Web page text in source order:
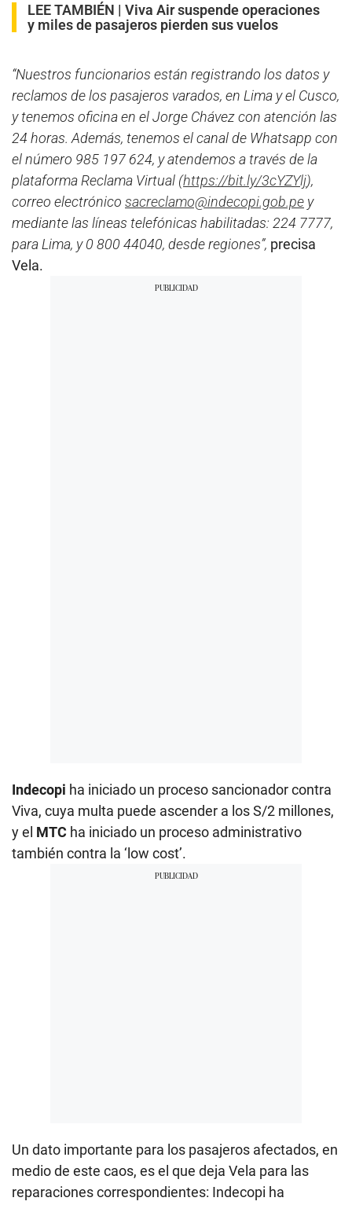
LEE TAMBIÉN | Viva Air suspende operaciones
y miles de pasajeros pierden sus vuelos
“Nuestros funcionarios están registrando los datos y
reclamos de los pasajeros varados, en Lima y el Cusco,
y tenemos oficina en el Jorge Chávez con atención las
24 horas. Además, tenemos el canal de Whatsapp con
el número 985 197 624, y atendemos a través de la
plataforma Reclama Virtual (https://bit.ly/3cYZYlj),
correo electrónico sacreclamo@indecopi.gob.pe y
mediante las líneas telefónicas habilitadas: 224 7777,
para Lima, y 0 800 44040, desde regiones”, precisa
Vela.
Indecopi ha iniciado un proceso sancionador contra
Viva, cuya multa puede ascender a los S/2 millones,
y el MTC ha iniciado un proceso administrativo
también contra la ‘low cost’.
Un dato importante para los pasajeros afectados, en
medio de este caos, es el que deja Vela para las
reparaciones correspondientes: Indecopi ha